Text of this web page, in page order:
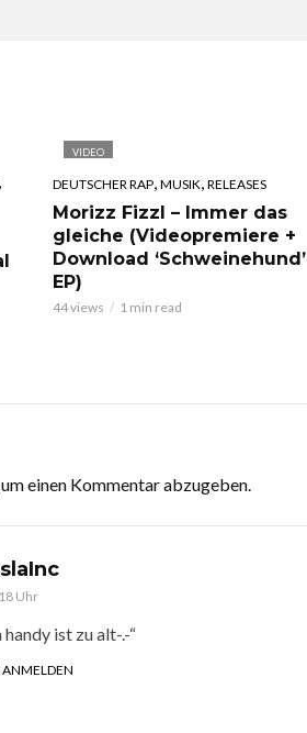
,
VIDEO
DEUTSCHER RAP, MUSIK, RELEASES
Morizz Fizzl – Immer das
gleiche (Videopremiere +
Download ‘Schweinehund’
EP)
44 views 1 min read
um einen Kommentar abzugeben.
Uhr
ist zu alt-.-“